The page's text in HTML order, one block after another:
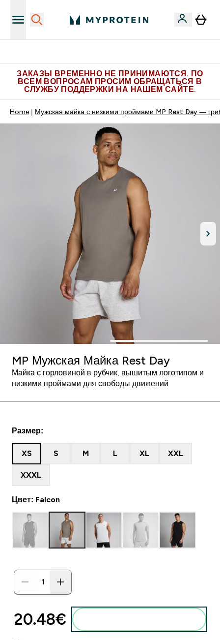
ЗАКАЗЫ ВРЕМЕННО НЕ ПРИНИМАЮТСЯ. ПО
ВСЕМ ВОПРОСАМ ПРОСИМ ОБРАЩАТЬСЯ В
СЛУЖБУ ПОДДЕРЖКИ НА НАШЕМ САЙТЕ.
Home Мужская майка с низкими проймами MP Rest Day —
MP Мужская Майка Rest Day
Майка с горловиной в рубчик, вышитым логотипом и
низкими проймами для свободы движений
Размер:
XS S M L XL XXL
XXXL
Цвет: Falcon
20.48€‎